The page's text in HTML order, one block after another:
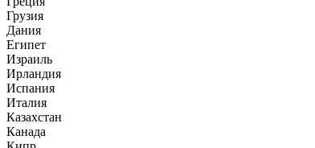
Грузия
Дания
Египет
Израиль
Ирландия
Испания
Италия
Казахстан
Канада